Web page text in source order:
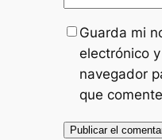
Guarda mi
electrónico
navegador
que